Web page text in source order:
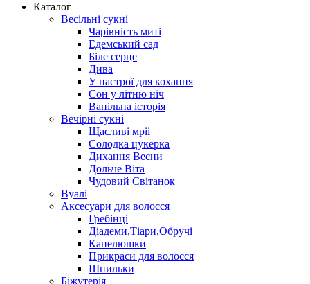
Каталог
Весільні сукні
Чарівність миті
Едемський сад
Біле серце
Дива
У настрої для кохання
Сон у літню ніч
Ванільна історія
Вечірні сукні
Щасливі мріі
Солодка цукерка
Дихання Весни
Дольче Віта
Чудовий Світанок
Вуалі
Аксесуари для волосся
Гребінці
Діадеми,Тіари,Обручі
Капелюшки
Прикраси для волосся
Шпильки
Біжутерія